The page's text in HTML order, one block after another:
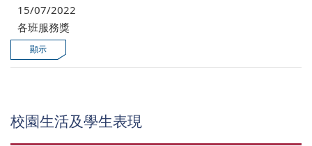
15/07/2022
各班服務獎
校園生活及學生表現